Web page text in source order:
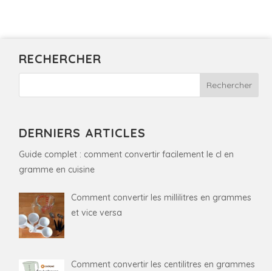
RECHERCHER
DERNIERS ARTICLES
Guide complet : comment convertir facilement le cl en
gramme en cuisine
Comment convertir les millilitres en grammes
et vice versa
Comment convertir les centilitres en grammes